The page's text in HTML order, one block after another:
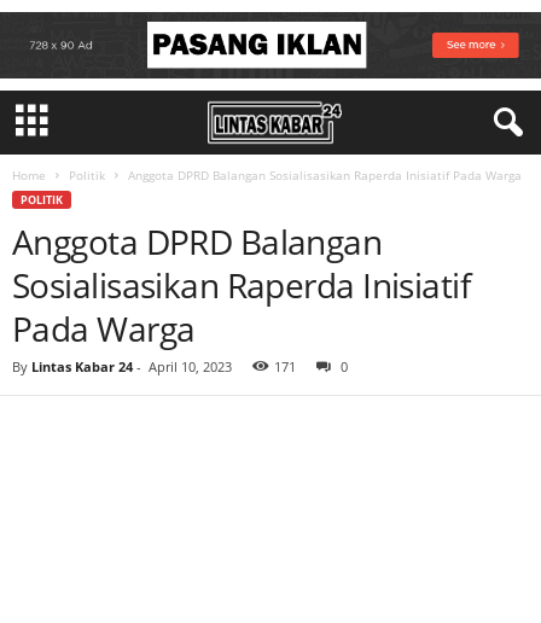
Home Politik Anggota DPRD Balangan Sosialisasikan Raperda Inisiatif Pada Warga
POLITIK
Anggota DPRD Balangan
Sosialisasikan Raperda Inisiatif
Pada Warga
By Lintas Kabar 24- April 10, 2023 171 0